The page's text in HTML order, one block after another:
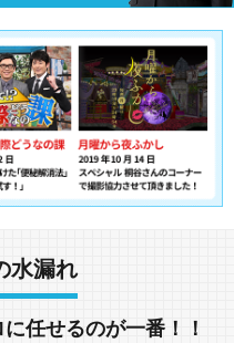
水漏れ
に任せるのが一番！！